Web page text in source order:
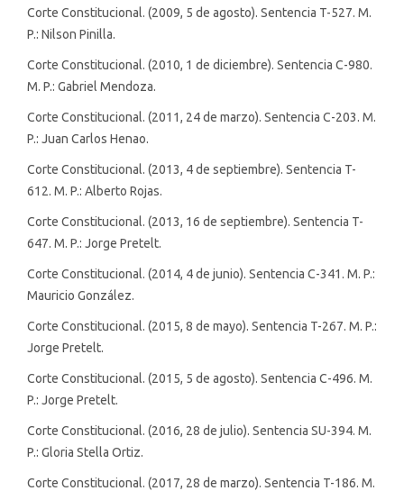
Corte Constitucional. (2009, 5 de agosto). Sentencia T-527. M.
P.: Nilson Pinilla.
Corte Constitucional. (2010, 1 de diciembre). Sentencia C-980.
M. P.: Gabriel Mendoza.
Corte Constitucional. (2011, 24 de marzo). Sentencia C-203. M.
P.: Juan Carlos Henao.
Corte Constitucional. (2013, 4 de septiembre). Sentencia T-
612. M. P.: Alberto Rojas.
Corte Constitucional. (2013, 16 de septiembre). Sentencia T-
647. M. P.: Jorge Pretelt.
Corte Constitucional. (2014, 4 de junio). Sentencia C-341. M. P.:
Mauricio González.
Corte Constitucional. (2015, 8 de mayo). Sentencia T-267. M. P.:
Jorge Pretelt.
Corte Constitucional. (2015, 5 de agosto). Sentencia C-496. M.
P.: Jorge Pretelt.
Corte Constitucional. (2016, 28 de julio). Sentencia SU-394. M.
P.: Gloria Stella Ortiz.
Corte Constitucional. (2017, 28 de marzo). Sentencia T-186. M.